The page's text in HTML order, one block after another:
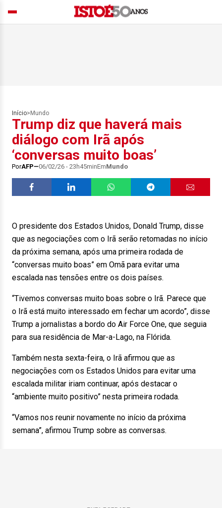
Início> Mundo
Trump diz que haverá mais
diálogo com Irã após
‘conversas muito boas’
PorAFP 06/02/26 - 23h45minEmMundo
O presidente dos Estados Unidos, Donald Trump, disse
que as negociações com o Irã serão retomadas no início
da próxima semana, após uma primeira rodada de
“conversas muito boas” em Omã para evitar uma
escalada nas tensões entre os dois países.
“Tivemos conversas muito boas sobre o Irã. Parece que
o Irã está muito interessado em fechar um acordo”, disse
Trump a jornalistas a bordo do Air Force One, que seguia
para sua residência de Mar-a-Lago, na Flórida.
Também nesta sexta-feira, o Irã afirmou que as
negociações com os Estados Unidos para evitar uma
escalada militar iriam continuar, após destacar o
“ambiente muito positivo” nesta primeira rodada.
“Vamos nos reunir novamente no início da próxima
semana”, afirmou Trump sobre as conversas.